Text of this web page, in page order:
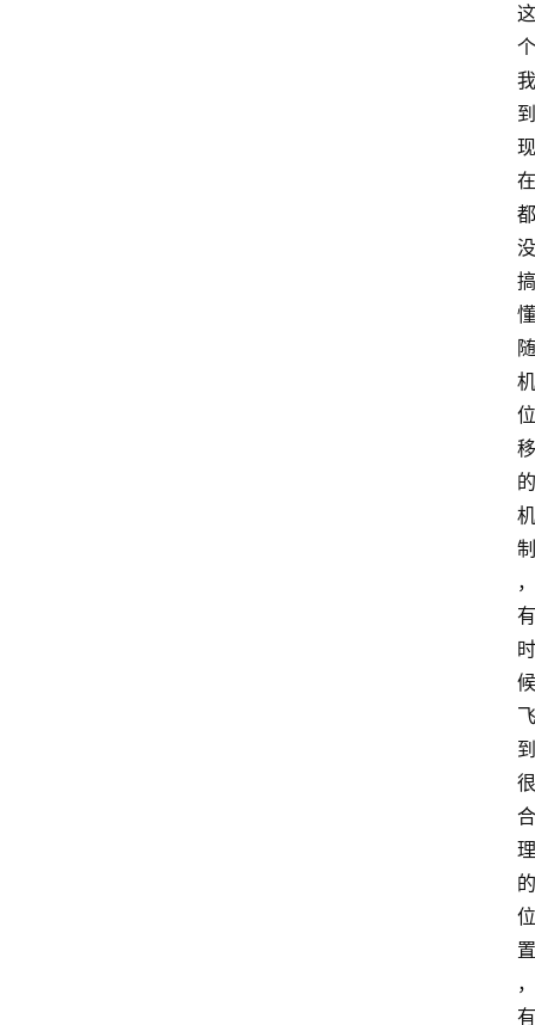
这
个
我
到
现
在
都
没
搞
懂
随
机
位
移
的
机
制
，
有
时
候
飞
到
很
合
理
的
位
置
，
有